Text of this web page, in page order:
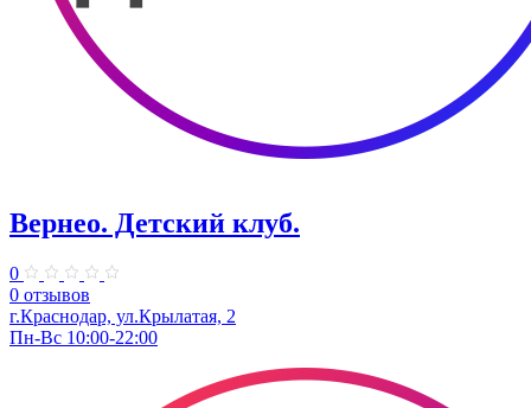
Вернео. Детский клуб.
0
0 отзывов
г.Краснодар, ул.Крылатая, 2
Пн-Вс 10:00-22:00